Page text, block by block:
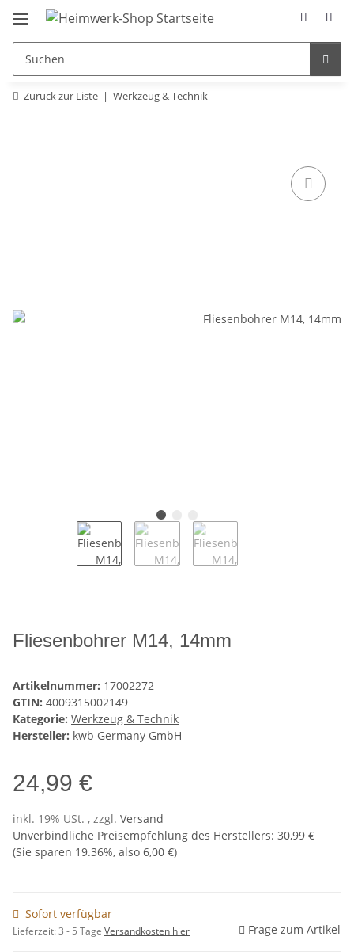
Zurück zur Liste Werkzeug & Technik
Fliesenbohrer M14, 14mm
Artikelnummer: 17002272
GTIN: 4009315002149
Kategorie: Werkzeug & Technik
Hersteller: kwb Germany GmbH
24,99 €
inkl. 19% USt. , zzgl. Versand
Unverbindliche Preisempfehlung des Herstellers: 30,99 €
(Sie sparen 19.36%, also 6,00 €)
Sofort verfügbar
Lieferzeit:3 - 5 Tage Versandkosten hier Frage zum Artikel